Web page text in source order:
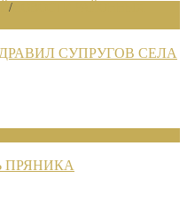
/
СУПРУГОВ СЕЛА
ПРЯНИКА